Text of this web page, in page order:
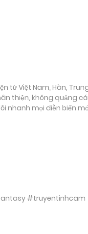
từ Việt Nam, Hàn,
thiện, không quảng
nhanh mọi diễn biến
#truyentinhcam